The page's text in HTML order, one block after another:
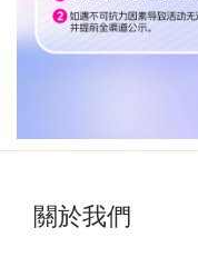
關於我們